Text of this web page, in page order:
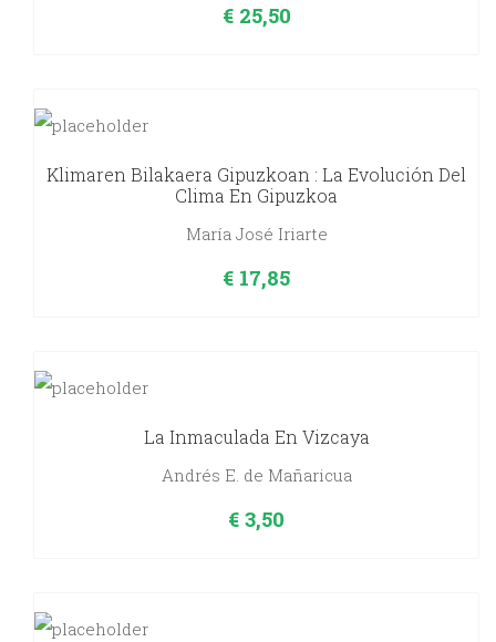
€25,50
Klimaren Bilakaera Gipuzkoan : La Evolución Del
Clima En Gipuzkoa
María José Iriarte
€ 17,85
La Inmaculada En Vizcaya
Andrés E. de Mañaricua
€ 3,50